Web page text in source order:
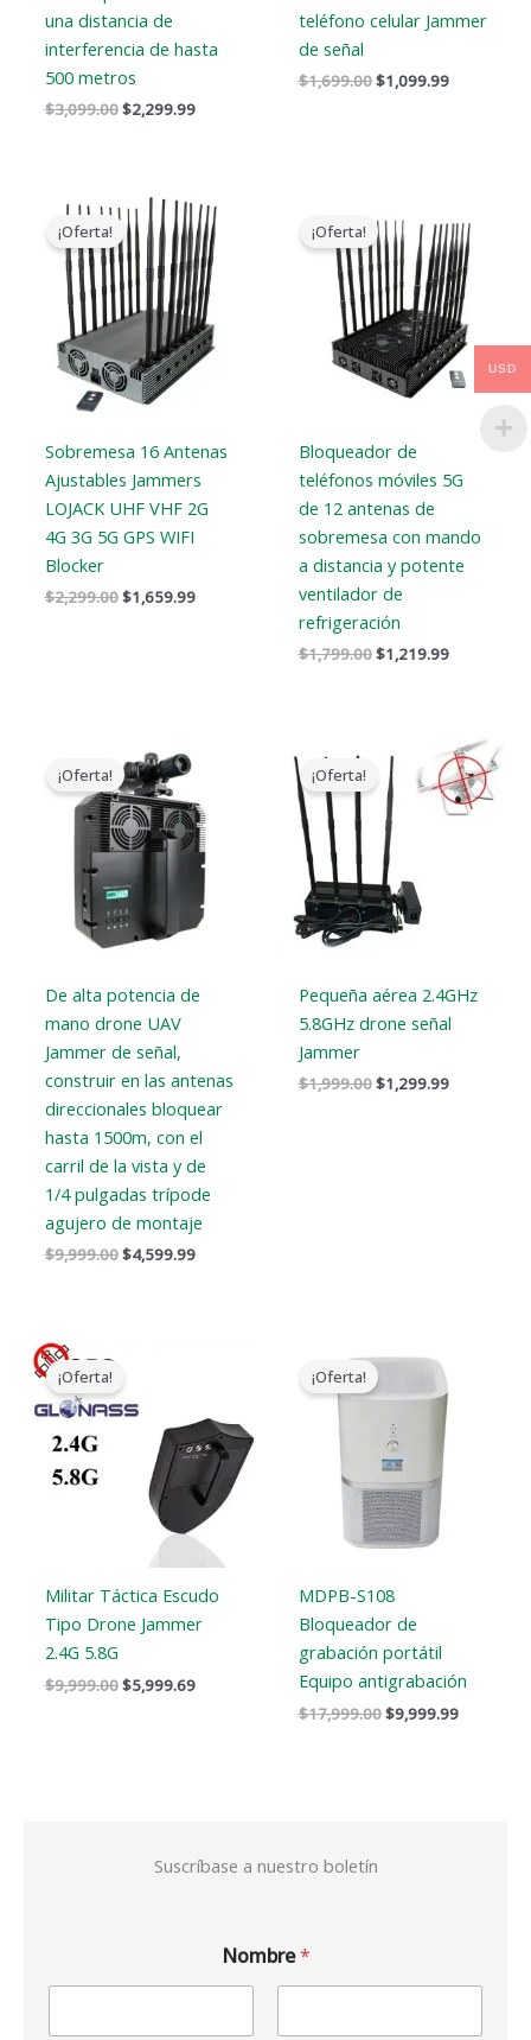
una distancia de
interferencia de hasta
500 metros
$3,099.00$2,299.99
teléfono celular Jammer
de señal
$1,699.00$1,099.99
¡Oferta!
Sobremesa 16 Antenas
Ajustables Jammers
LOJACK UHF VHF 2G
4G 3G 5G GPS WIFI
Blocker
$2,299.00
precio
original
era:
$2,299.00.
$1,659.99
El
precio
actual
es:
$1,659.99.
¡Oferta!
Bloqueador de
teléfonos móviles 5G
de 12 antenas de
sobremesa con mando
a distancia y potente
ventilador de
refrigeración
$1,799.00
precio
original
era:
$1,799.00.
$1,219.99
precio
actual
es:
$1,219.99.
¡Oferta!
De alta potencia de
mano drone UAV
Jammer de señal,
construir en las antenas
direccionales bloquear
hasta 1500m, con el
carril de la vista y de
1/4 pulgadas trípode
agujero de montaje
$9,999.00
precio
original
era:
$9,999.00.
$4,599.99
es:
$4,599.99.
¡Oferta!
Pequeña aérea 2.4GHz
5.8GHz drone señal
Jammer
$1,999.00
precio
original
era:
$1,999.00.
$1,299.99
El
precio
actual
es:
¡Oferta!
Militar Táctica Escudo
Tipo Drone Jammer
2.4G 5.8G
$9,999.00
era:
$9,999.00.
$5,999.69
$5,999.69.
¡Oferta!
MDPB-S108
Bloqueador de
grabación portátil
Equipo antigrabación
$17,999.00
precio
era:
$17,999.00.
$9,999.99
Suscríbase a nuestro boletín
Nombre*
USD